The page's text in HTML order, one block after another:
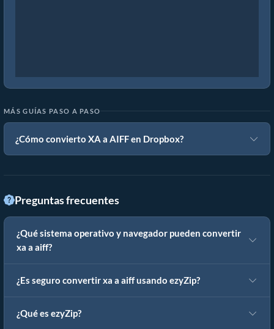
MÁS GUÍAS PASO A PASO
¿Cómo convierto XA a AIFF en Dropbox?
Preguntas frecuentes
¿Qué sistema operativo y navegador pueden convertir
xa a aiff?
¿Es seguro convertir xa a aiff usando ezyZip?
¿Qué es ezyZip?